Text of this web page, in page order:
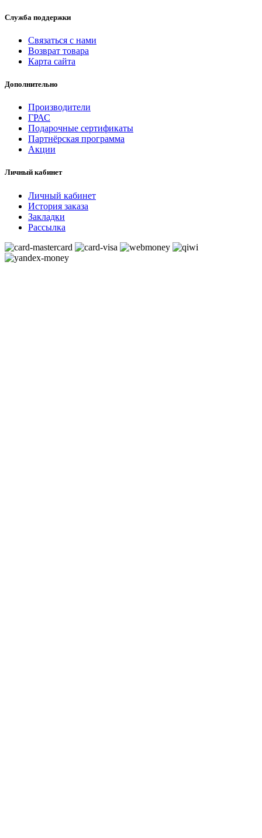
Служба поддержки
Связаться с нами
Возврат товара
Карта сайта
Дополнительно
Производители
ГРАС
Подарочные сертификаты
Партнёрская программа
Акции
Личный кабинет
Личный кабинет
История заказа
Закладки
Рассылка